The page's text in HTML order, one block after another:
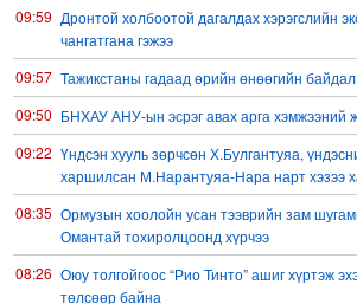
09:59 Дронтой холбоотой дагалдах хэрэгслийн
чангатгана гэжээ
09:57 Тажикстаны гадаад өрийн өнөөгийн байдал
09:50 БНХАУ АНУ-ын эсрэг авах арга хэмжээний
09:22 Үндсэн хууль зөрчсөн Х.Булгантуяа,
харшилсан М.Нарантуяа-Нара нарт хэзээ
08:35 Ормузын хоолойн усан тээврийн зам
Омантай тохиролцоонд хүрчээ
08:26 Оюу толгойгоос “Рио Тинто” ашиг хүртэж
төлсөөр байна